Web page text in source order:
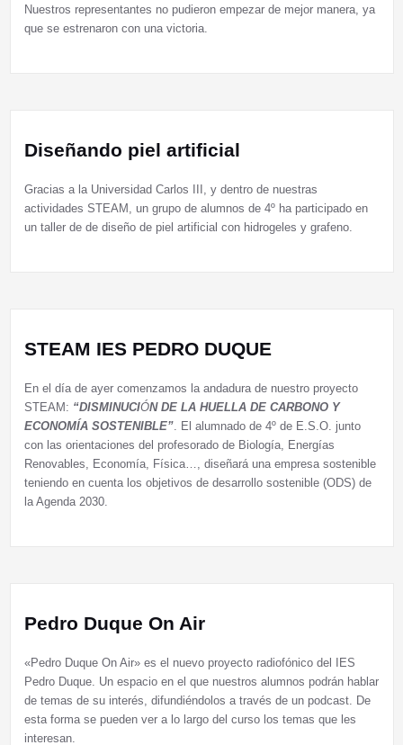
Nuestros representantes no pudieron empezar de mejor manera, ya
que se estrenaron con una victoria.
Diseñando piel artificial
Gracias a la Universidad Carlos III, y dentro de nuestras
actividades STEAM, un grupo de alumnos de 4º ha participado en
un taller de de diseño de piel artificial con hidrogeles y grafeno.
STEAM IES PEDRO DUQUE
En el día de ayer comenzamos la andadura de nuestro proyecto
STEAM: “DISMINUCIÓN DE LA HUELLA DE CARBONO Y
ECONOMÍA SOSTENIBLE”. El alumnado de 4º de E.S.O. junto
con las orientaciones del profesorado de Biología, Energías
Renovables, Economía, Física…, diseñará una empresa sostenible
teniendo en cuenta los objetivos de desarrollo sostenible (ODS) de
la Agenda 2030.
Pedro Duque On Air
«Pedro Duque On Air» es el nuevo proyecto radiofónico del IES
Pedro Duque. Un espacio en el que nuestros alumnos podrán hablar
de temas de su interés, difundiéndolos a través de un podcast. De
esta forma se pueden ver a lo largo del curso los temas que les
interesan.